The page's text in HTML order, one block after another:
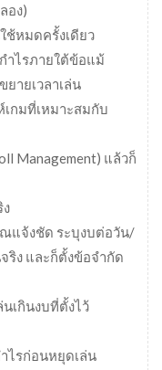
อง)
ช้หมดครั้งเดียว
ำไรภายใต้ข้อแม้
ายเวลาเล่น
เกมที่เหมาะสมกับ
Management) แล้วก็
แจ้งชัด ระบุงบต่อวัน/
ริง และก็ตั้งข้อจำกัด
เกินงบที่ตั้งไว้
ไรก่อนหยุดเล่น